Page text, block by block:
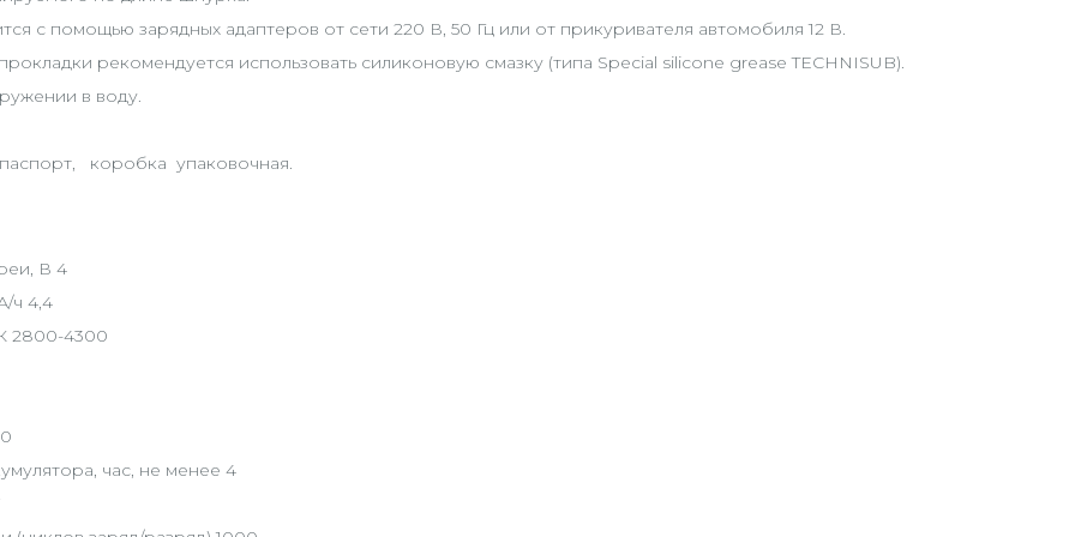
с помощью зарядных адаптеров от сети 220 В, 50 Гц или от прикуривателя автомобиля 12 В.
рекомендуется использовать силиконовую смазку (типа Special silicone grease TECHNISUB).
в воду.
коробка упаковочная.
В 4
ч 4,4
2800-4300
час, не менее 4